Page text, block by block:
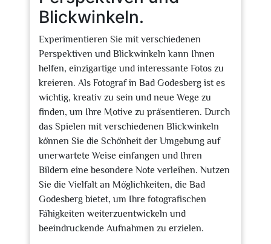
Blickwinkeln.
Experimentieren Sie mit verschiedenen
Perspektiven und Blickwinkeln kann Ihnen
helfen, einzigartige und interessante Fotos zu
kreieren. Als Fotograf in Bad Godesberg ist es
wichtig, kreativ zu sein und neue Wege zu
finden, um Ihre Motive zu präsentieren. Durch
das Spielen mit verschiedenen Blickwinkeln
können Sie die Schönheit der Umgebung auf
unerwartete Weise einfangen und Ihren
Bildern eine besondere Note verleihen. Nutzen
Sie die Vielfalt an Möglichkeiten, die Bad
Godesberg bietet, um Ihre fotografischen
Fähigkeiten weiterzuentwickeln und
beeindruckende Aufnahmen zu erzielen.